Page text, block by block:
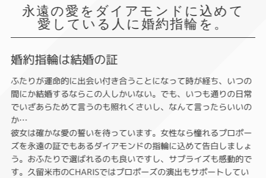
永遠の愛をダイアモンドに込めて
愛している人に婚約指輪を。
婚約指輪は結婚の証
ふたりが運命的に出会い付き合うことになって時が経ち、いつの
間にか結婚するならこの人しかいない。でも、いつも通りの日常
でいざあらためて言うのも照れくさいし、なんて言ったらいいの
か…
彼女は確かな愛の誓いを待っています。女性なら憧れるプロポー
ズを永遠の証でもあるダイアモンドの指輪に込めて告白しましょ
う。おふたりで選ばれるのも良いですし、サプライズも感動的で
す。久留米市のCHARISではプロポーズの演出もサポートしてい